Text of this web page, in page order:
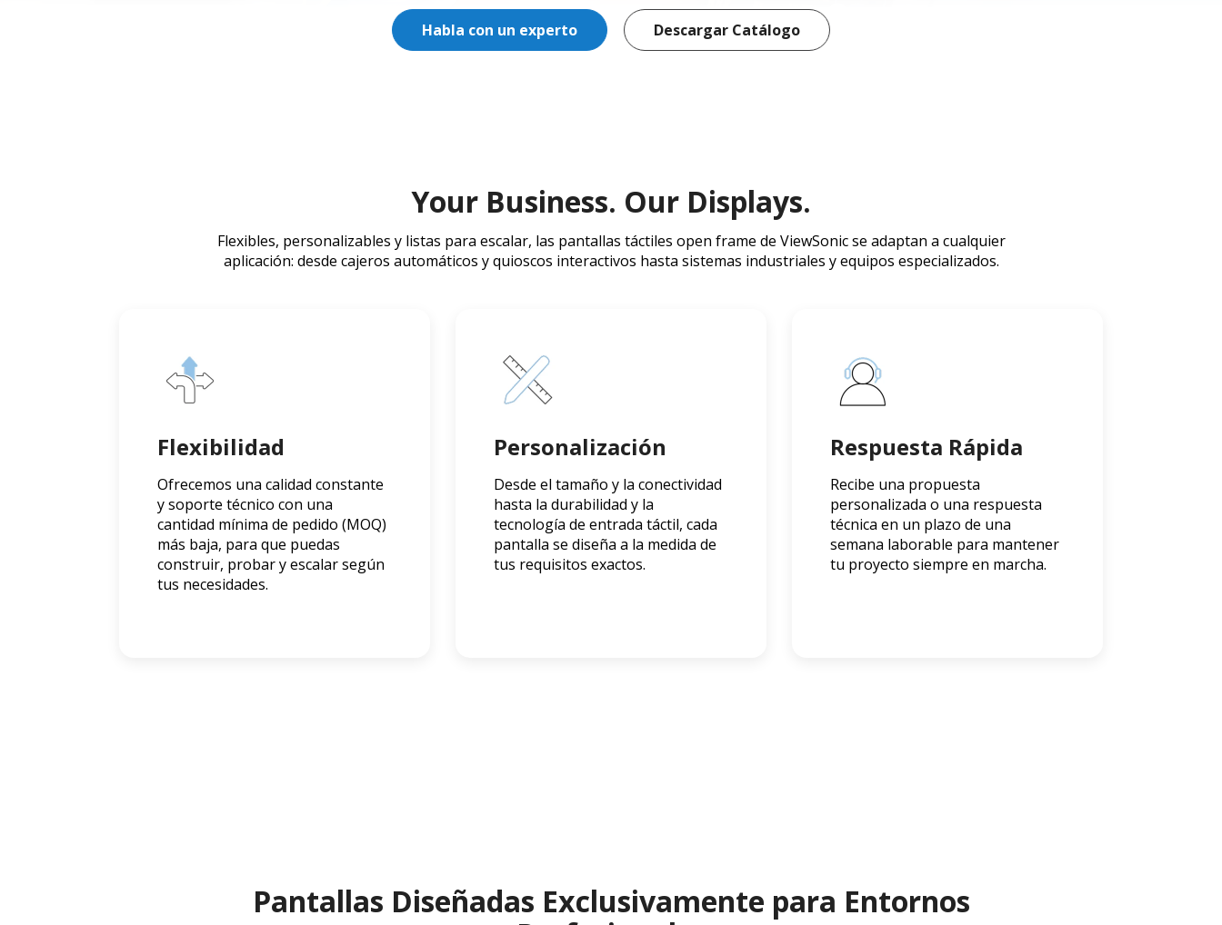
Habla con un experto Descargar Catálogo
Your Business. Our Displays.
Flexibles, personalizables y listas para escalar, las pantallas táctiles open frame de ViewSonic se adaptan a cualquier
aplicación: desde cajeros automáticos y quioscos interactivos hasta sistemas industriales y equipos especializados.
Flexibilidad
Ofrecemos una calidad constante
y soporte técnico con una
cantidad mínima de pedido (MOQ)
más baja, para que puedas
construir, probar y escalar según
tus necesidades.
Personalización
Desde el tamaño y la conectividad
hasta la durabilidad y la
tecnología de entrada táctil, cada
pantalla se diseña a la medida de
tus requisitos exactos.
Respuesta Rápida
Recibe una propuesta
personalizada o una respuesta
técnica en un plazo de una
semana laborable para mantener
tu proyecto siempre en marcha.
Pantallas Diseñadas Exclusivamente para Entornos